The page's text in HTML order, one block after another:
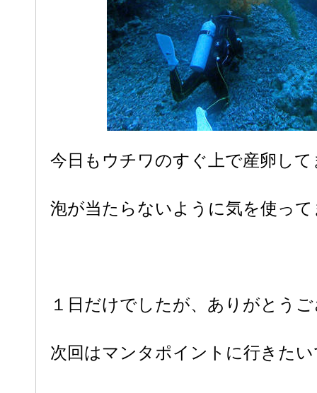
今日もウチワのすぐ上で産卵し
泡が当たらないように気を使
１日だけでしたが、ありがとう
次回はマンタポイントに行きた